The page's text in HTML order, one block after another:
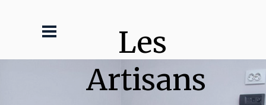
Les
Artisans